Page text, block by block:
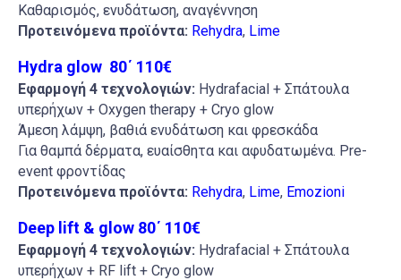
Καθαρισμός, ενυδάτωση, αναγέννηση
Προτεινόμενα προϊόντα: Rehydra, Lime
Hydra glow 80΄ 110€
Εφαρμογή 4 τεχνολογιών: Hydrafacial + Σπάτουλα
υπερήχων + Oxygen therapy + Cryo glow
Άμεση λάμψη, βαθιά ενυδάτωση και φρεσκάδα
Για θαμπά δέρματα, ευαίσθητα και αφυδατωμένα. Pre-
event φροντίδας
Προτεινόμενα προϊόντα: Rehydra, Lime, Emozioni
Deep lift & glow 80΄ 110€
Εφαρμογή 4 τεχνολογιών: Hydrafacial + Σπάτουλα
υπερήχων + RF lift + Cryo glow